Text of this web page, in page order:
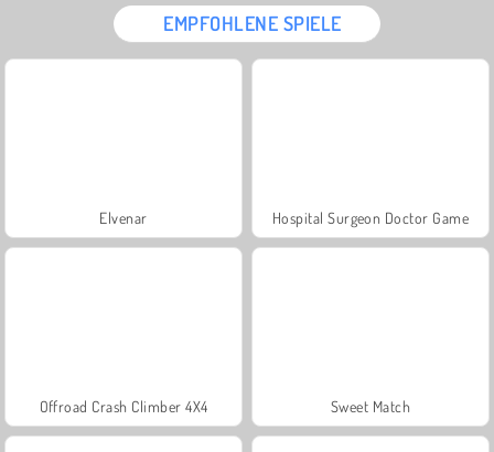
EMPFOHLENE SPIELE
Elvenar Hospital Surgeon Doctor Game
Offroad Crash Climber 4X4 Sweet Match